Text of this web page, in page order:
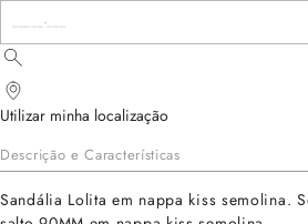
Utilizar minha localização
Descrição e Características
Sandália Lolita em nappa kiss semolina.